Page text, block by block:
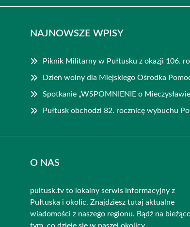
NAJNOWSZE WPISY
Piknik Militarny w Pułtusku z okazji 106.
Dzień wolny dla Miejskiego Ośrodka
Spotkanie „WSPOMNIENIE o
Pułtusk obchodzi 82. rocznicę wybuchu
O NAS
pultusk.tv to lokalny serwis informacyjny z
Pułtuska i okolic. Znajdziesz tutaj aktualne
wiadomości z naszego regionu. Bądź na